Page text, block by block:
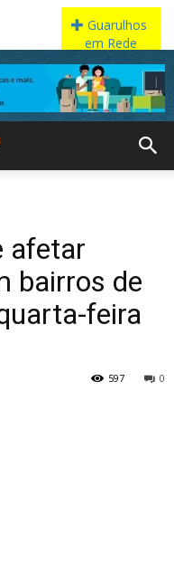
afetar
bairros de
feira
0
597